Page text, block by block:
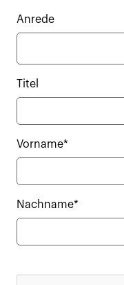
Anrede
Titel
Vorname*
Nachname*